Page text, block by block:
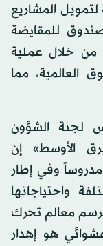
المشاريع
للمقايضة
من خلال عملية
العالمية، مما
لجنة الشؤون
الأوسط» إن
وفي إطار
واحتياجاتها
لرسم معالم تحرك
هو إهدار